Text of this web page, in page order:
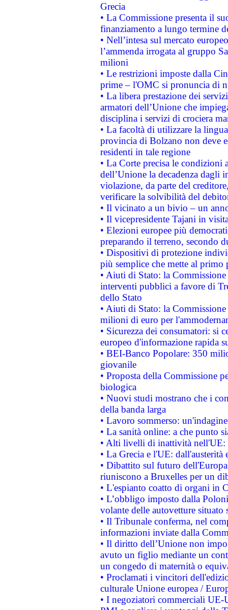
Grecia
• La Commissione presenta il
finanziamento a lungo termine
• Nell’intesa sul mercato
l’ammenda irrogata al gruppo
milioni
• Le restrizioni imposte dalla
prime – l'OMC si pronuncia di
• La libera prestazione dei
armatori dell’Unione che
disciplina i servizi di crociera
• La facoltà di utilizzare la
provincia di Bolzano non deve
residenti in tale regione
• La Corte precisa le
dell’Unione la decadenza dagli
violazione, da parte del
verificare la solvibilità del
• Il vicinato a un bivio – un
• Il vicepresidente Tajani in
• Elezioni europee più
preparando il terreno, secondo
• Dispositivi di protezione
più semplice che mette al primo
• Aiuti di Stato: la
interventi pubblici a favore di
dello Stato
• Aiuti di Stato: la
milioni di euro per
• Sicurezza dei consumatori: si
europeo d'informazione rapida
• BEI-Banco Popolare: 350
giovanile
• Proposta della Commissione
biologica
• Nuovi studi mostrano che i
della banda larga
• Lavoro sommerso:
• La sanità online: a che punto
• Alti livelli di inattività nell'UE:
• La Grecia e l'UE: dall'austerità
• Dibattito sul futuro
riuniscono a Bruxelles per un
• L'espianto coatto di organi in
• L’obbligo imposto dalla
volante delle autovetture
• Il Tribunale conferma, nel
informazioni inviate dalla
• Il diritto dell’Unione non
avuto un figlio mediante un
un congedo di maternità o
• Proclamati i vincitori
culturale Unione europea /
• I negoziatori commerciali UE-